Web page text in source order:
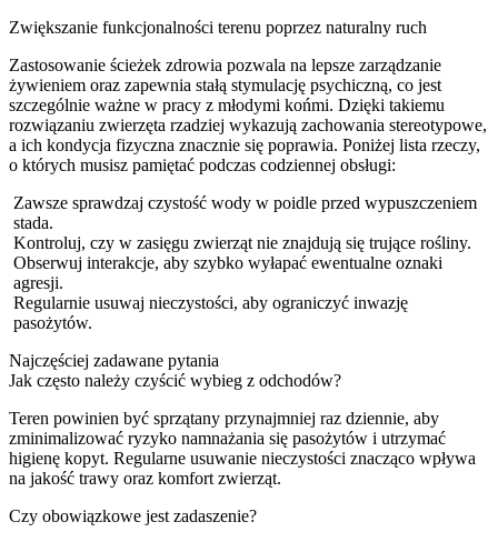
Zwiększanie funkcjonalności terenu poprzez naturalny ruch
Zastosowanie ścieżek zdrowia pozwala na lepsze zarządzanie
żywieniem oraz zapewnia stałą stymulację psychiczną, co jest
szczególnie ważne w pracy z młodymi końmi. Dzięki takiemu
rozwiązaniu zwierzęta rzadziej wykazują zachowania stereotypowe,
a ich kondycja fizyczna znacznie się poprawia. Poniżej lista rzeczy,
o których musisz pamiętać podczas codziennej obsługi:
Zawsze sprawdzaj czystość wody w poidle przed wypuszczeniem
stada.
Kontroluj, czy w zasięgu zwierząt nie znajdują się trujące rośliny.
Obserwuj interakcje, aby szybko wyłapać ewentualne oznaki
agresji.
Regularnie usuwaj nieczystości, aby ograniczyć inwazję
pasożytów.
Najczęściej zadawane pytania
Jak często należy czyścić wybieg z odchodów?
Teren powinien być sprzątany przynajmniej raz dziennie, aby
zminimalizować ryzyko namnażania się pasożytów i utrzymać
higienę kopyt. Regularne usuwanie nieczystości znacząco wpływa
na jakość trawy oraz komfort zwierząt.
Czy obowiązkowe jest zadaszenie?